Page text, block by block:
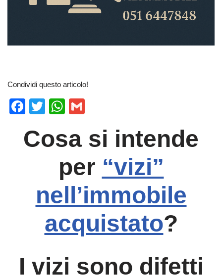
Condividi questo articolo!
F
c
T
tt
W
at
A
p
p
ail
Cosa si intende
per “vizi”
nell’immobile
acquistato?
I vizi sono difetti